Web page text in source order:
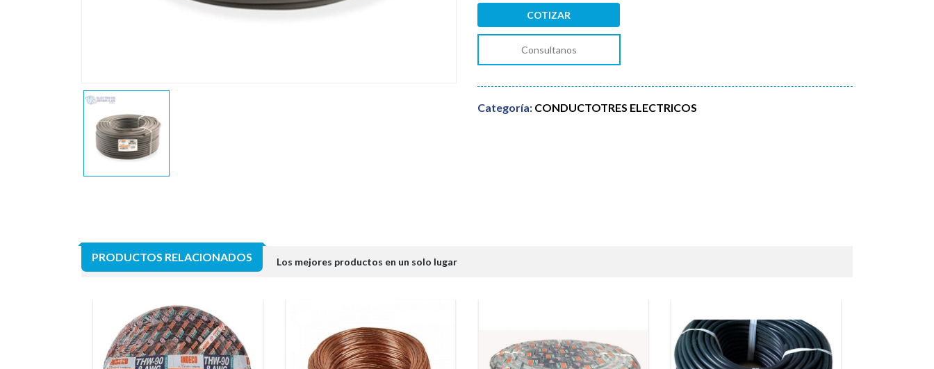
COTIZAR
Consultanos
Categoría: CONDUCTOTRES ELECTRICOS
PRODUCTOS RELACIONADOS Los mejores productos en un solo lugar